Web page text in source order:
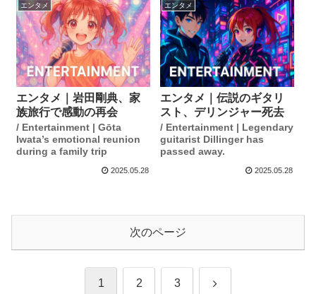
エンタメ
エンタメ｜岩田剛典、家
族旅行で感動の再会
/ Entertainment | Gōta
Iwata’s emotional reunion
during a family trip
2025.05.28
エンタメ
エンタメ｜伝説のギタリ
スト、デリンジャー死去
/ Entertainment | Legendary
guitarist Dillinger has
passed away.
2025.05.28
次のページ
1 2 3 次